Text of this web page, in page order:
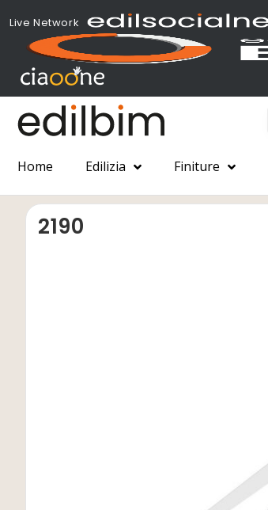
Live Network
Home Edilizia Finiture
2190